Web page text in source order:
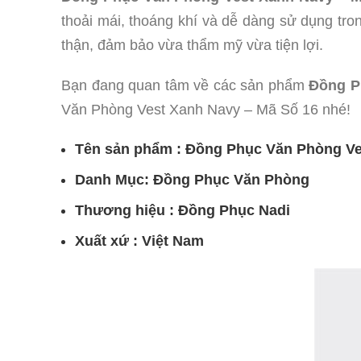
thoải mái, thoáng khí và dễ dàng sử dụng
thận, đảm bảo vừa thẩm mỹ vừa tiện lợi.
Bạn đang quan tâm về các sản phẩm Đồng
Văn Phòng Vest Xanh Navy – Mã Số 16 nhé!
Tên sản phẩm : Đồng Phục Văn Phòng
Danh Mục: Đồng Phục Văn Phòng
Thương hiệu : Đồng Phục Nadi
Xuất xứ : Việt Nam